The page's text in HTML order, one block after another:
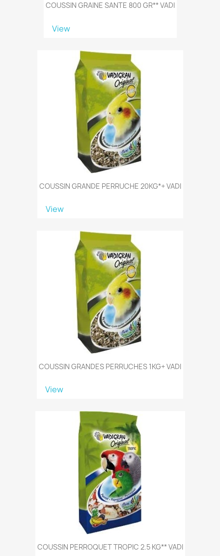
COUSSIN GRAINE SANTE 800 GR** VADI
View
COUSSIN GRANDE PERRUCHE 20KG*+ VADI
View
COUSSIN GRANDES PERRUCHES 1KG+ VADI
View
COUSSIN PERROQUET TROPIC 2.5 KG** VADI